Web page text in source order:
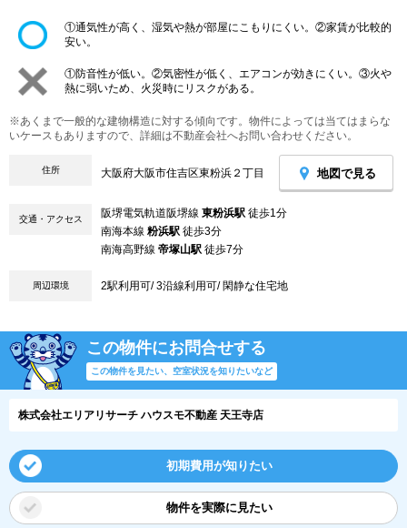
①通気性が高く、湿気や熱が部屋にこもりにくい。②家賃が比較的
安い。
①防音性が低い。②気密性が低く、エアコンが効きにくい。③火や
熱に弱いため、火災時にリスクがある。
※あくまで一般的な建物構造に対する傾向です。物件によっては当てはまらな
いケースもありますので、詳細は不動産会社へお問い合わせください。
住所 大阪府大阪市住吉区東粉浜２丁目 地図で見る
交通・アクセス 阪堺電気軌道阪堺線 東粉浜駅 徒歩1分
南海本線 粉浜駅 徒歩3分
南海高野線 帝塚山駅 徒歩7分
周辺環境 2駅利用可/ 3沿線利用可/ 閑静な住宅地
この物件にお問合せする
この物件を見たい、空室状況を知りたいなど
株式会社エリアリサーチ ハウスモ不動産 天王寺店
初期費用が知りたい
物件を実際に見たい